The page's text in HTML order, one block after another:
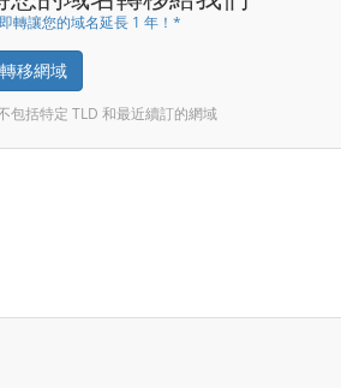
轉讓您的域名延長 1 年！*
轉移網域
包括特定 TLD 和最近續訂的網域